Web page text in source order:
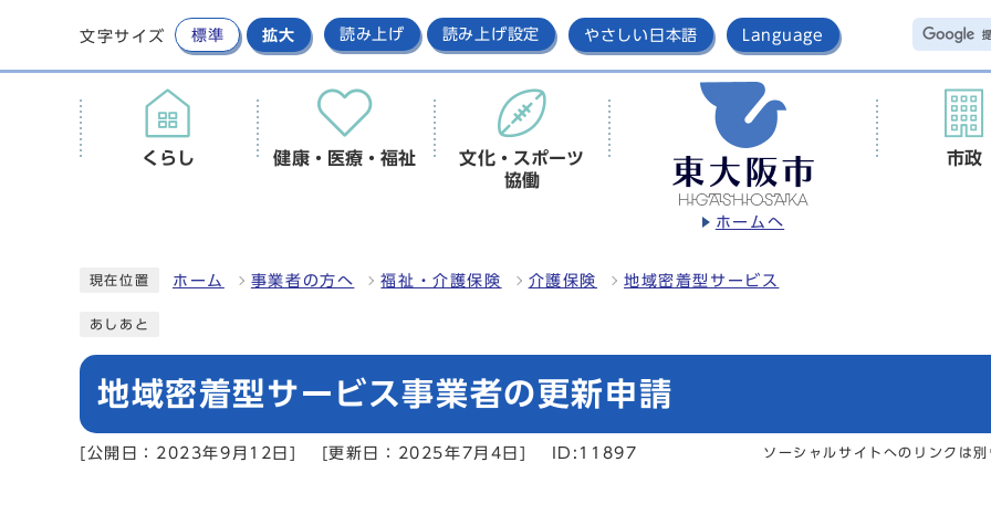
文字サイズ 標準 拡大 読み上げ 読み上げ設定 やさしい日本語 Language
ホームへ
くらし 健康・医療・福祉
文化・スポーツ
協働
市政
現在位置 ホーム 事業者の方へ 福祉・介護保険 介護保険 地域密着型サービス
あしあと
地域密着型サービス事業者の更新申請
[公開日：2023年9月12日] [更新日：2025年7月4日] ID:11897 ソーシャルサイトへのリンクは